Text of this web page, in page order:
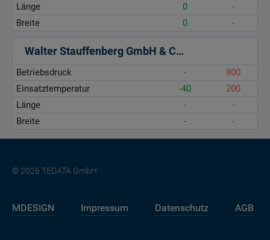
Länge
0
-
Breite
0 -
Walter Stauffenberg GmbH & Co. KG
Betriebsdruck -
800
Einsatztemperatur
-40
200
Länge
-
-
Breite
- -
© 2026 TEDATA GmbH
MDESIGN Impressum Datenschutz AGB